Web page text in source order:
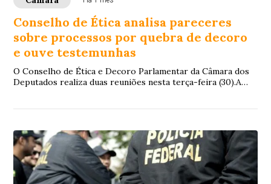
Conselho de Ética analisa pareceres
sobre processos por quebra de decoro
e ouve testemunhas
O Conselho de Ética e Decoro Parlamentar da Câmara dos
Deputados realiza duas reuniões nesta terça-feira (30).A